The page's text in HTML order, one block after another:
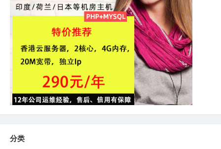
分类